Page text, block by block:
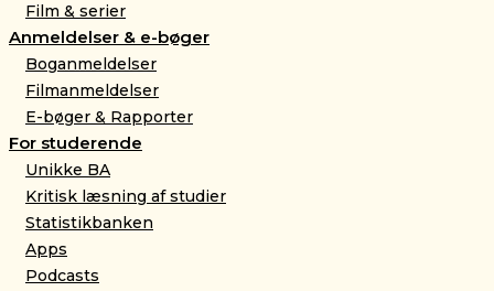
Film & serier
Anmeldelser & e-bøger
Boganmeldelser
Filmanmeldelser
E-bøger & Rapporter
For studerende
Unikke BA
Kritisk læsning af studier
Statistikbanken
Apps
Podcasts